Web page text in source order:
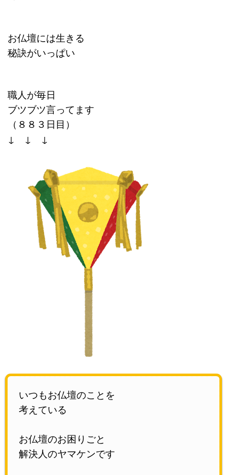
お仏壇には生きる
秘訣がいっぱい
職人が毎日
ブツブツ言ってます
（８８３日目）
↓ ↓ ↓
いつもお仏壇のことを
考えている
お仏壇のお困りごと
解決人のヤマケンです